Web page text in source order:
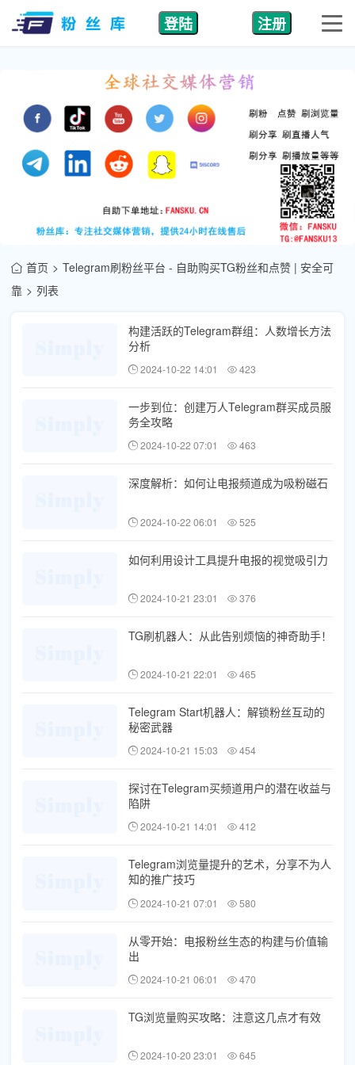
登陆 注册
首页
Telegram刷粉丝平台 - 自助购买TG粉丝和点赞 | 安全可
靠
列表
构建活跃的Telegram群组：人数增长方法
分析
2024-10-22 14:01 423
一步到位：创建万人Telegram群买成员服
务全攻略
2024-10-22 07:01 463
深度解析：如何让电报频道成为吸粉磁石
2024-10-22 06:01 525
如何利用设计工具提升电报的视觉吸引力
2024-10-21 23:01 376
TG刷机器人：从此告别烦恼的神奇助手！
2024-10-21 22:01 465
Telegram Start机器人：解锁粉丝互动的
秘密武器
2024-10-21 15:03 454
探讨在Telegram买频道用户的潜在收益与
陷阱
2024-10-21 14:01 412
Telegram浏览量提升的艺术，分享不为人
知的推广技巧
2024-10-21 07:01 580
从零开始：电报粉丝生态的构建与价值输
出
2024-10-21 06:01 470
TG浏览量购买攻略：注意这几点才有效
2024-10-20 23:01 645